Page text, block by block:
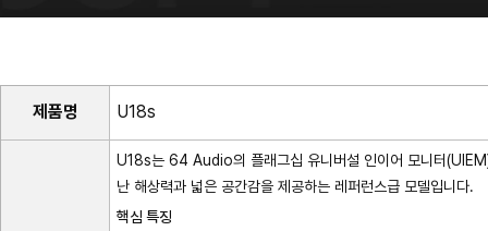
제품명 U18s
U18s는 64 Audio의 플래그십 유니버설 인이어 모니터
난 해상력과 넓은 공간감을 제공하는 레퍼런스급 모델입니다.
핵심 특징